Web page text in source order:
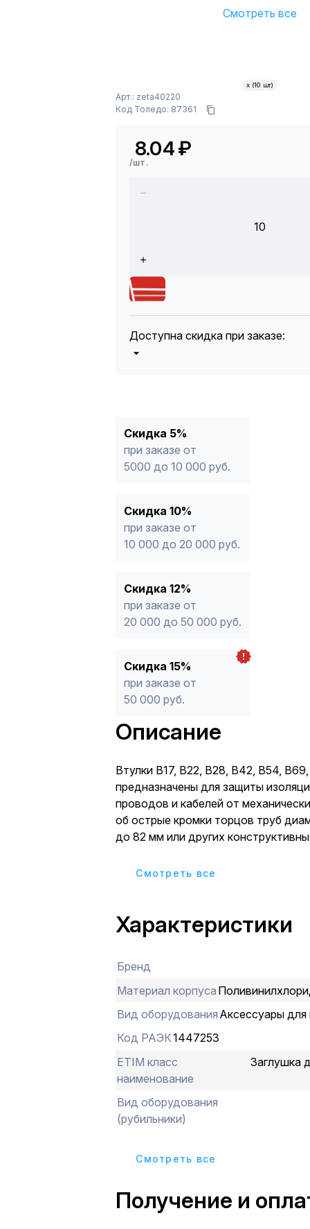
Смотреть все
Арт.: zeta40220
Код Толедо: 87361
8.04₽
/шт.
х (10 шт)
10
Доступна скидка при заказе:
* -Для заказов, состоящих
продукции, максимальная скидка
Скидка 5%
при заказе от
5000 до 10 000 руб.
Скидка 10%
при заказе от
10 000 до 20 000 руб.
Скидка 12%
при заказе от
20 000 до 50 000 руб.
Скидка 15%
при заказе от
50 000 руб.
Описание
Втулки В17, В22, В28, В42, В54,
предназначены для защиты
проводов и кабелей от
oб острые кромки торцов труб
дo 82 мм или дpугих конструктивных отвеpстий при
управления.
Cмотреть все
Характеристики
Бренд
Материал корпуса
Вид оборудования Аксессуары
Код РАЭК1447253
ETIM класс
наименование
Заглушка
Вид оборудования
(рубильники)
Cмотреть все
Получение и